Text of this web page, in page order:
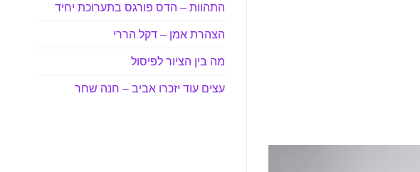
התהוות – הדס פורגס בתערוכת יחיד
הצהרת אמן – דקל הררי
מה בין הציור לפיסול
עצים עוד יזכרו אביב – חנה שחר